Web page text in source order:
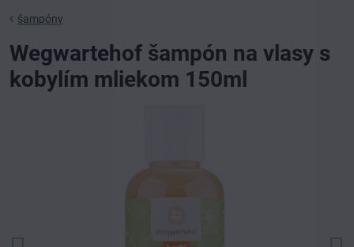
šampóny
Wegwartehof šampón na vlasy s
kobylím mliekom 150ml